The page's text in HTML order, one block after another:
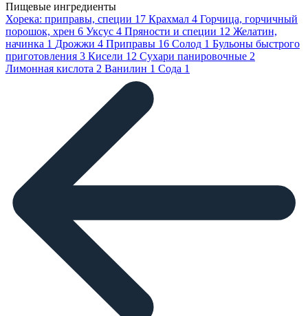
Пищевые ингредиенты
Хорека: приправы, специи 17 Крахмал 4 Горчица, горчичный
порошок, хрен 6 Уксус 4 Пряности и специи 12 Желатин,
начинка 1 Дрожжи 4 Приправы 16 Солод 1 Бульоны быстрого
приготовления 3 Кисели 12 Сухари панировочные 2
Лимонная кислота 2 Ванилин 1 Сода 1